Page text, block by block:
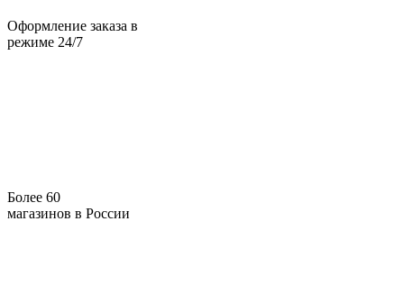
Оформление заказа в
режиме 24/7
Более 60
магазинов в России